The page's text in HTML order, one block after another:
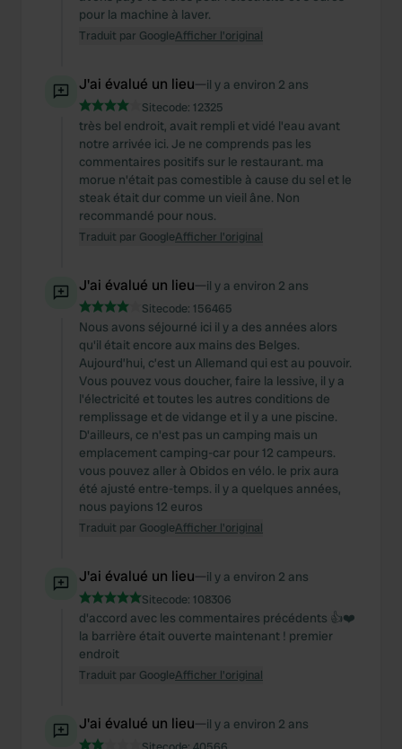
pour la machine à laver.
Traduit par GoogleAfficher l'original
J'ai évalué un lieu—il y a environ 2 ans
Sitecode: 12325
très bel endroit, avait rempli et vidé l'eau avant
notre arrivée ici. Je ne comprends pas les
commentaires positifs sur le restaurant. ma
morue n'était pas comestible à cause du sel et le
steak était dur comme un vieil âne. Non
recommandé pour nous.
Traduit par GoogleAfficher l'original
J'ai évalué un lieu—il y a environ 2 ans
Sitecode: 156465
Nous avons séjourné ici il y a des années alors
qu'il était encore aux mains des Belges.
Aujourd’hui, c’est un Allemand qui est au pouvoir.
Vous pouvez vous doucher, faire la lessive, il y a
l'électricité et toutes les autres conditions de
remplissage et de vidange et il y a une piscine.
D'ailleurs, ce n'est pas un camping mais un
emplacement camping-car pour 12 campeurs.
vous pouvez aller à Obidos en vélo. le prix aura
été ajusté entre-temps. il y a quelques années,
nous payions 12 euros
Traduit par GoogleAfficher l'original
J'ai évalué un lieu—il y a environ 2 ans
Sitecode: 108306
d'accord avec les commentaires précédents 👍❤️
la barrière était ouverte maintenant ! premier
endroit
Traduit par GoogleAfficher l'original
J'ai évalué un lieu—il y a environ 2 ans